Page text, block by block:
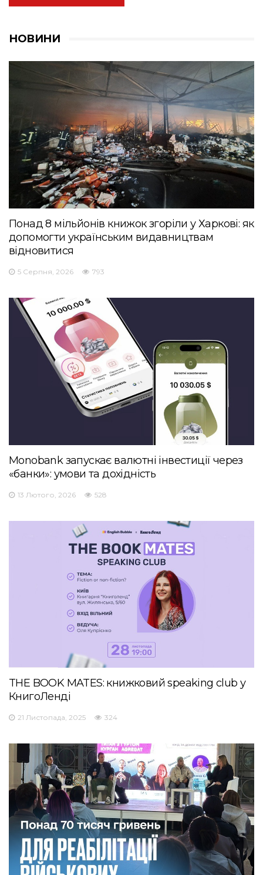
НОВИНИ
Понад 8 мільйонів книжок згоріли у Харкові: як
допомогти українським видавництвам
відновитися
5 Серпня, 2026 793
Monobank запускає валютні інвестиції через
«банки»: умови та дохідність
13 Лютого, 2026 528
THE BOOK MATES: книжковий speaking club у
КнигоЛенді
21 Листопада, 2025 324